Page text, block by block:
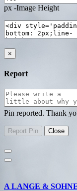
px -Image Height
×
Report
Pin reported. Thank
A LANGE &